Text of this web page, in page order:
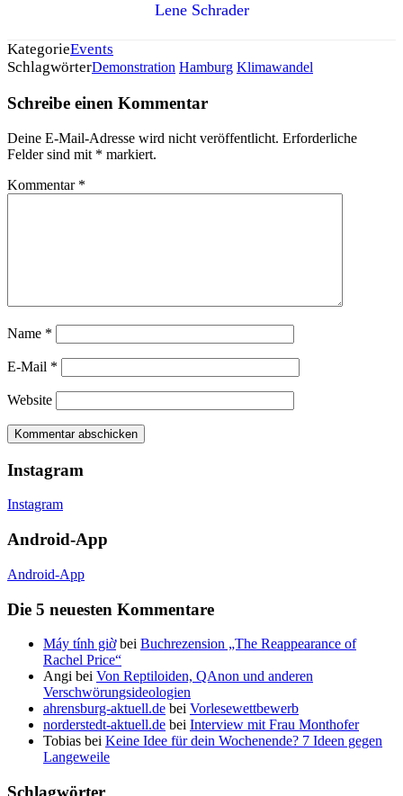
Lene Schrader
KategorieEvents
SchlagwörterDemonstration Hamburg Klimawandel
Schreibe einen Kommentar
Deine E-Mail-Adresse wird nicht veröffentlicht. Erforderliche
Felder sind mit * markiert.
Kommentar *
Name *
E-Mail *
Website
Instagram
Instagram
Android-App
Android-App
Die 5 neuesten Kommentare
Máy tính giờbei Buchrezension „The Reappearance of
Rachel Price“
Angi bei Von Reptiloiden, QAnon und anderen
Verschwörungsideologien
ahrensburg-aktuell.de bei Vorlesewettbewerb
norderstedt-aktuell.de bei Interview mit Frau Monthofer
Tobias bei Keine Idee für dein Wochenende? 7 Ideen gegen
Langeweile
Schlagwörter